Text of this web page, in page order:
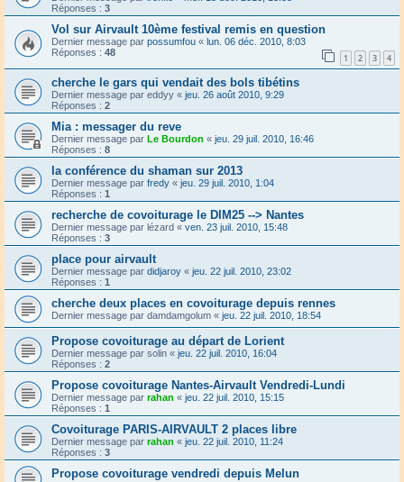
Réponses : 3
Vol sur Airvault 10ème festival remis en question
Dernier message par possumfou « lun. 06 déc. 2010, 8:03
Réponses : 48 1 2 3 4
cherche le gars qui vendait des bols tibétins
Dernier message par eddyy « jeu. 26 août 2010, 9:29
Réponses : 2
Mia : messager du reve
Dernier message par Le Bourdon « jeu. 29 juil. 2010, 16:46
Réponses : 8
la conférence du shaman sur 2013
Dernier message par fredy « jeu. 29 juil. 2010, 1:04
Réponses : 1
recherche de covoiturage le DIM25 --> Nantes
Dernier message par lézard « ven. 23 juil. 2010, 15:48
Réponses : 3
place pour airvault
Dernier message par didjaroy « jeu. 22 juil. 2010, 23:02
Réponses : 1
cherche deux places en covoiturage depuis rennes
Dernier message par damdamgolum « jeu. 22 juil. 2010, 18:54
Propose covoiturage au départ de Lorient
Dernier message par solin « jeu. 22 juil. 2010, 16:04
Réponses : 2
Propose covoiturage Nantes-Airvault Vendredi-Lundi
Dernier message par rahan « jeu. 22 juil. 2010, 15:15
Réponses : 1
Covoiturage PARIS-AIRVAULT 2 places libre
Dernier message par rahan « jeu. 22 juil. 2010, 11:24
Réponses : 3
Propose covoiturage vendredi depuis Melun